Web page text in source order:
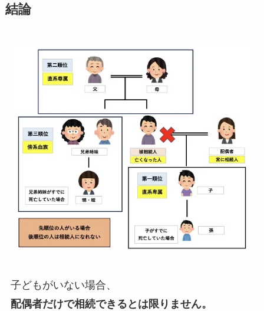
結論
子どもがいない場合、
配偶者だけで相続できるとは限りません。